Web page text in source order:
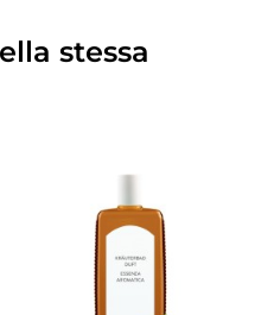
stessa